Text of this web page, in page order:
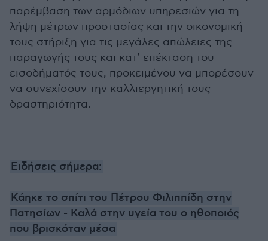
παρέμβαση των αρμόδιων υπηρεσιών για τη
λήψη μέτρων προστασίας και την οικονομική
τους στήριξη για τις μεγάλες απώλειες της
παραγωγής τους και κατ’ επέκταση του
εισοδήματός τους, προκειμένου να μπορέσουν
να συνεχίσουν την καλλιεργητική τους
δραστηριότητα.
Ειδήσεις σήμερα:
Κάηκε το σπίτι του Πέτρου Φιλιππίδη στην
Πατησίων - Καλά στην υγεία του ο ηθοποιός
που βρισκόταν μέσα